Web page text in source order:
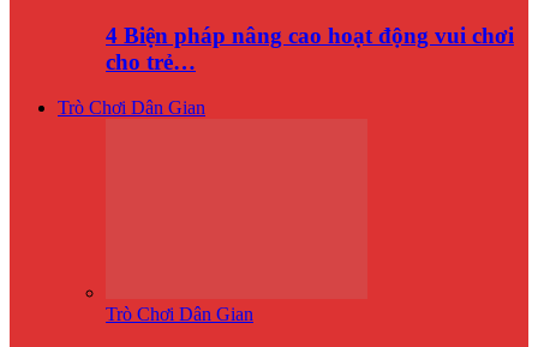
4 Biện pháp nâng cao hoạt động vui chơi
cho trẻ…
Trò Chơi Dân Gian
Trò Chơi Dân Gian